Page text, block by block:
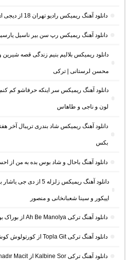
دانلود آهنگ ریمیکس رادیو تهران 18 از دیجی ای فر (ریمیکس طولانی خفن)
دانلود آهنگ ریمیکس رپ سن بیر ناسیل
دانلود ریمیکس بلالیم بنیم زندگی قصه
محسن لرستانی | ترکی
دانلود آهنگ ریمیکس سر اینکه حرفاشو کم
لون و ناجی و طاهاس
دانلود آهنگ ریمیکس شاد بندری تریبال آخر
بکس
دانلود آهنگ باحال و شاد بوس بده به من از
دانلود آهنگ ریمیکس
اپیکور و سینا شعبانخانی و منصور
دانلود آهنگ ترکی Ah Be Manolya از بوراک بولوت
دانلود آهنگ ترکی Topla Git از کورتولوش کوش
دانلود آهنگ ترکی Kalbine Sor از Bahadır Macit و Tunahan Sakar